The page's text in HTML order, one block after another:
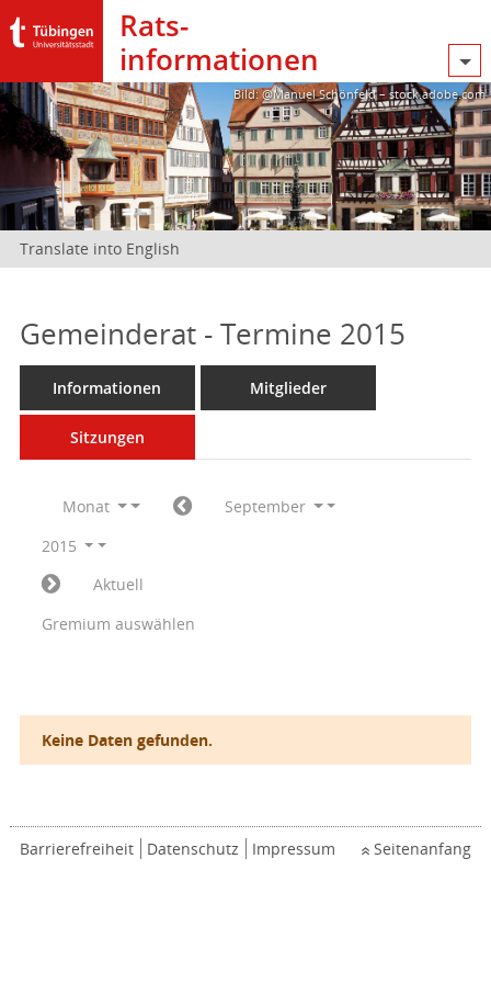
Rats­
informationen
Bild: @Manuel Schönfeld – stock.adobe.com
Translate into English
Gemeinderat - Termine 2015
Informationen Mitglieder
Sitzungen
Monat
September
2015
Aktuell
Gremium auswählen
Keine Daten gefunden.
Barrierefreiheit Datenschutz Impressum Seitenanfang